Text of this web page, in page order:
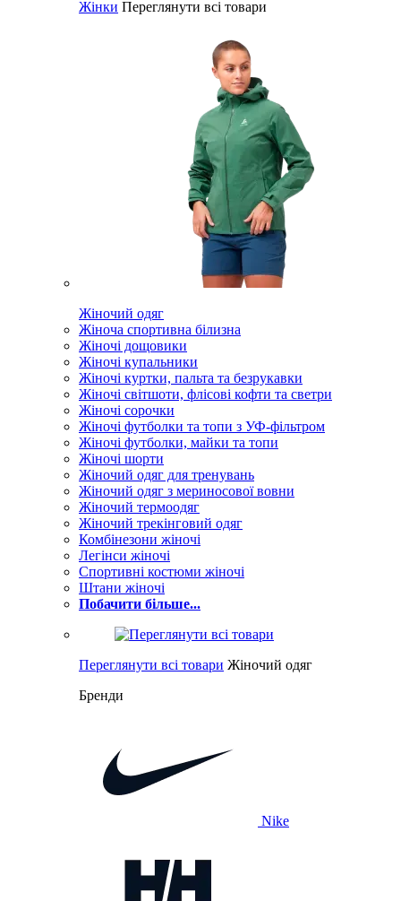
Жінки Переглянути всі товари
Жіночий одяг
Жіноча спортивна білизна
Жіночі дощовики
Жіночі купальники
Жіночі куртки, пальта та безрукавки
Жіночі світшоти, флісові кофти та светри
Жіночі сорочки
Жіночі футболки та топи з УФ-фільтром
Жіночі футболки, майки та топи
Жіночі шорти
Жіночий одяг для тренувань
Жіночий одяг з мериносової вовни
Жіночий термоодяг
Жіночий трекінговий одяг
Комбінезони жіночі
Легінси жіночі
Спортивні костюми жіночі
Штани жіночі
Побачити більше...
Переглянути всі товари Жіночий одяг
Бренди
Nike